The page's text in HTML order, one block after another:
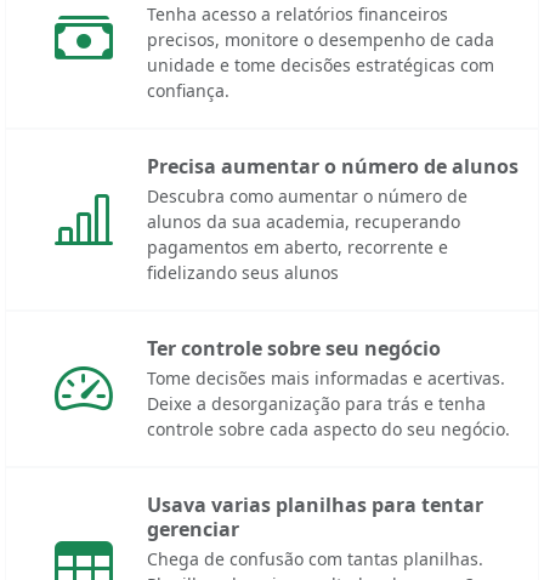
Tenha acesso a relatórios financeiros
precisos, monitore o desempenho de cada
unidade e tome decisões estratégicas com
confiança.
Precisa aumentar o número de alunos
Descubra como aumentar o número de
alunos da sua academia, recuperando
pagamentos em aberto, recorrente e
fidelizando seus alunos
Ter controle sobre seu negócio
Tome decisões mais informadas e acertivas.
Deixe a desorganização para trás e tenha
controle sobre cada aspecto do seu negócio.
Usava varias planilhas para tentar
gerenciar
Chega de confusão com tantas planilhas.